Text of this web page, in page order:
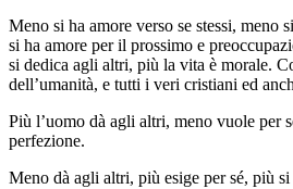
Meno si ha amore verso se stessi, meno
si ha amore per il prossimo e
si dedica agli altri, più la vita è morale.
dell’umanità, e tutti i veri cristiani ed
Più l’uomo dà agli altri, meno vuole per
perfezione.
Meno dà agli altri, più esige per sé, più